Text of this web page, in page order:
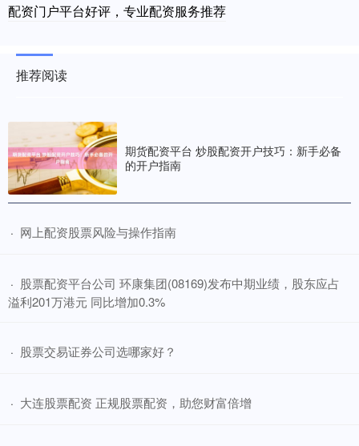
配资门户平台好评，专业配资服务推荐
推荐阅读
期货配资平台 炒股配资开户技巧：新手必备
的开户指南
· ​网上配资股票风险与操作指南
· ​股票配资平台公司 环康集团(08169)发布中期业绩，股东应占
溢利201万港元 同比增加0.3%
· ​股票交易证券公司选哪家好？
· ​大连股票配资 正规股票配资，助您财富倍增